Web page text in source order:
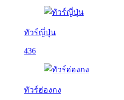
ทัวร์ญี่ปุ่น
436
ทัวร์ฮ่องกง